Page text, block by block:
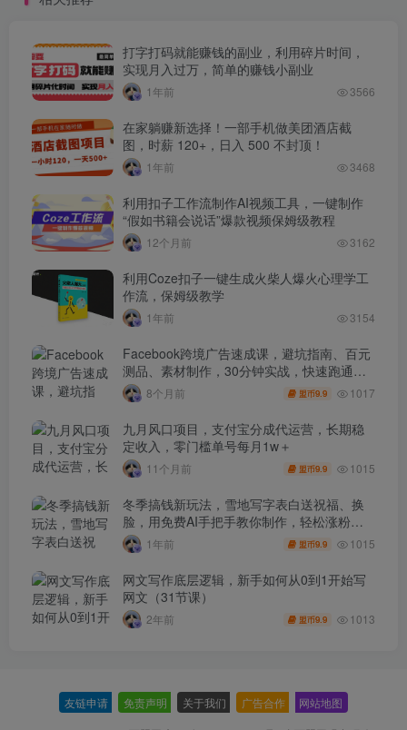
打字打码就能赚钱的副业，利用碎片时间，
实现月入过万，简单的赚钱小副业
1年前 3566
在家躺赚新选择！一部手机做美团酒店截
图，时薪 120+，日入 500 不封顶！
1年前 3468
利用扣子工作流制作AI视频工具，一键制作
“假如书籍会说话”爆款视频保姆级教程
12个月前 3162
利用Coze扣子一键生成火柴人爆火心理学工
作流，保姆级教学
1年前 3154
Facebook跨境广告速成课，避坑指南、百元
测品、素材制作，30分钟实战，快速跑通首
单出单8个月前 盟币9.9 1017
九月风口项目，支付宝分成代运营，长期稳
定收入，零门槛单号每月1w＋
11个月前 盟币9.9 1015
冬季搞钱新玩法，雪地写字表白送祝福、换
脸，用免费AI手把手教你制作，轻松涨粉
3.5w，接单到手软
1年前 盟币9.9 1015
网文写作底层逻辑，新手如何从0到1开始写
网文（31节课）
2年前 盟币9.9 1013
友链申请 免责声明 关于我们 广告合作 网站地图